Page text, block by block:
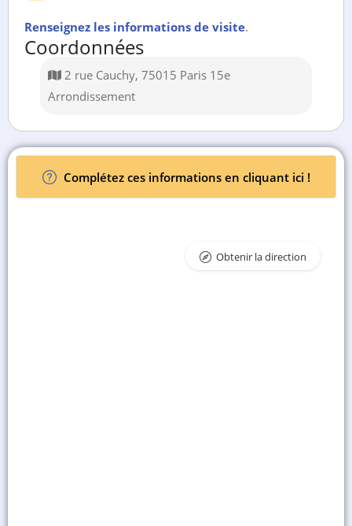
Renseignez les informations de visite.
Coordonnées
2 rue Cauchy, 75015 Paris 15e
Arrondissement
Complétez ces informations en cliquant ici !
Obtenir la direction